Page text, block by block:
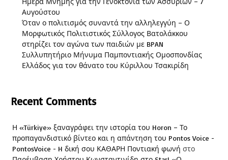
Αυγούστου
Όταν ο πολιτισμός συναντά την αλληλεγγύη – Ο
Μορφωτικός Πολιτιστικός Σύλλογος Βατολάκκου
στηρίζει τον αγώνα των παιδιών με BPAN
Συλλυπητήριο Μήνυμα Παμποντιακής Ομοσπονδίας
Ελλάδος για τον θάνατο του Κύριλλου Τσακιρίδη
Recent Comments
Η «Türkiye» ξαναγράφει την ιστορία του Horon – Το
προπαγανδιστικό βίντεο και η απάντηση του Pontos Voice -
PontosVoice - H δική σου ΚΑΘΑΡΗ Ποντιακή φωνή στο